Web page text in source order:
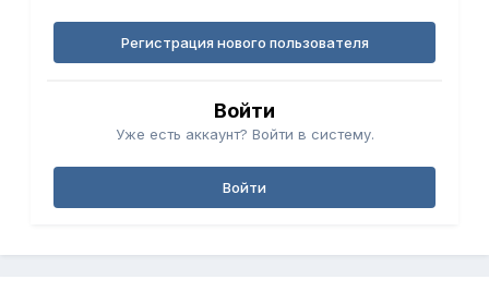
Регистрация нового пользователя
Войти
Уже есть аккаунт? Войти в систему.
Войти